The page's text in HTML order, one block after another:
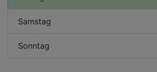
Samstag
Sonntag